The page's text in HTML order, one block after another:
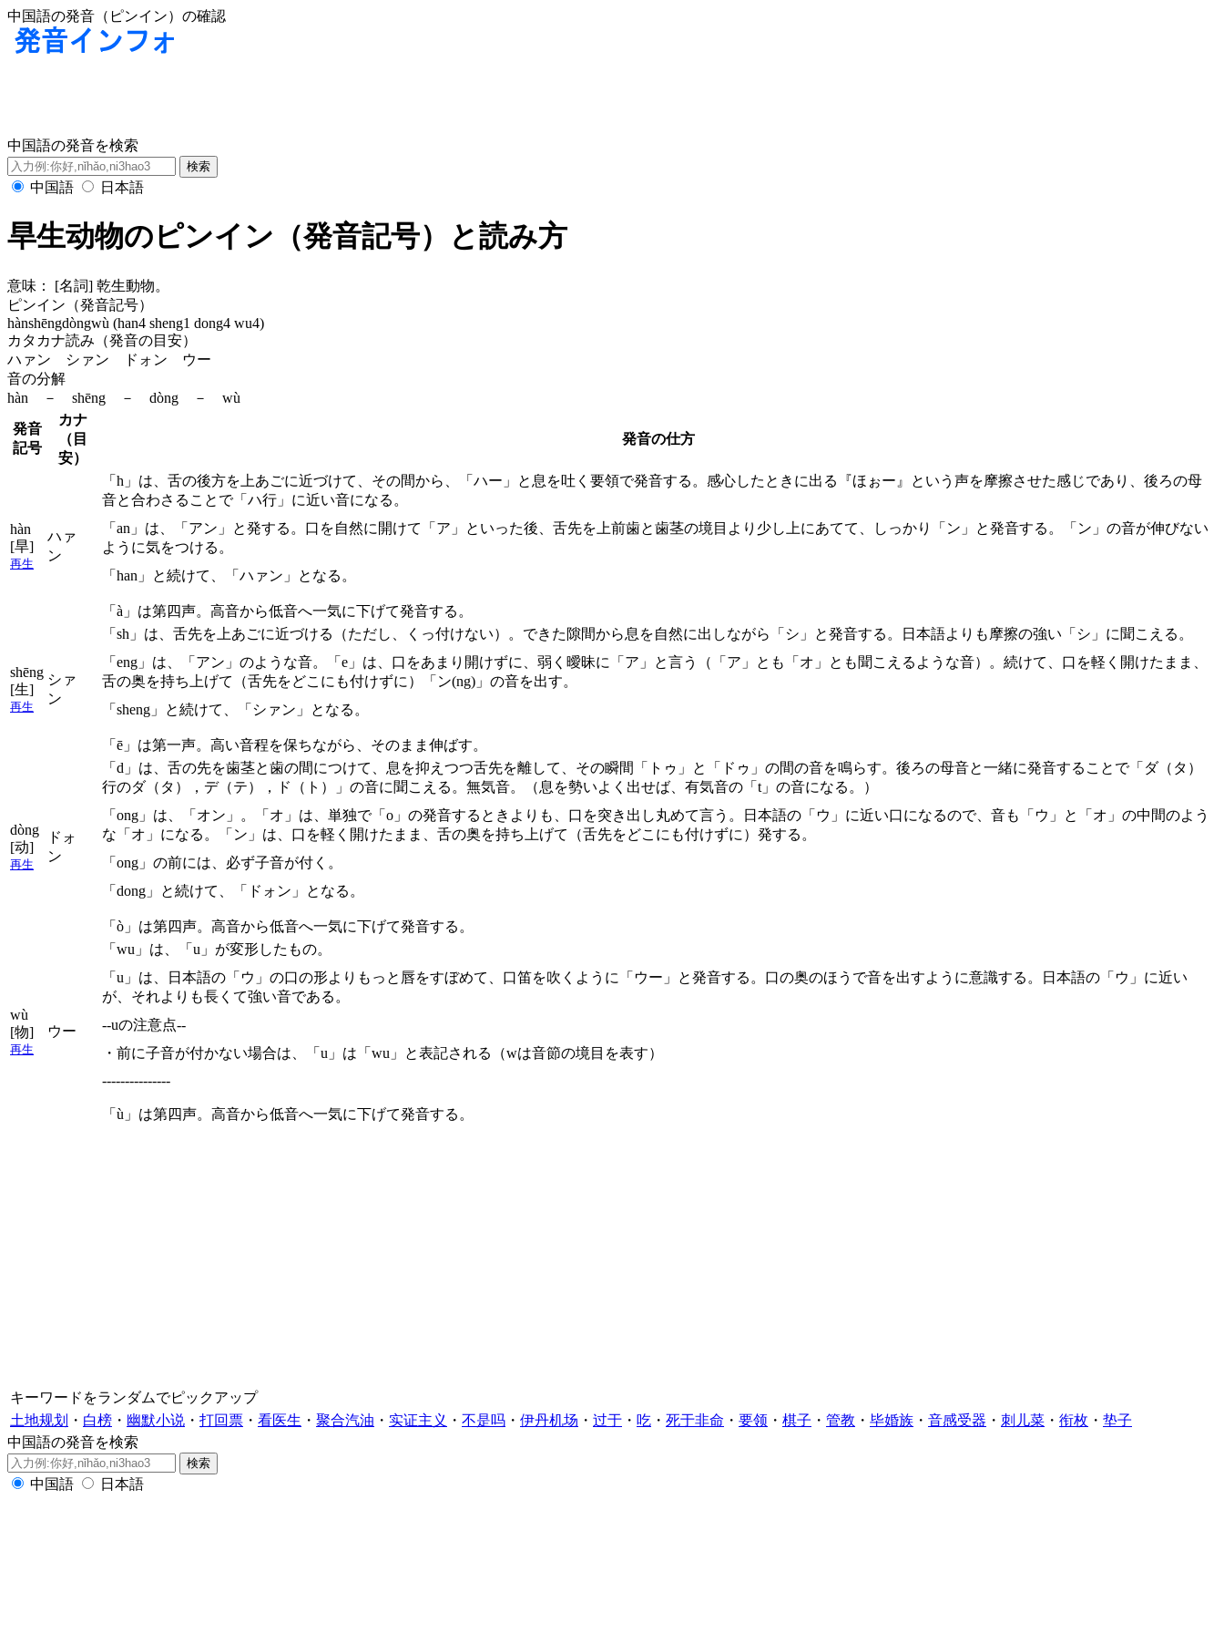
中国語の発音（ピンイン）の確認
中国語の発音を検索
中国語 日本語
旱生动物のピンイン（発音記号）と読み方
意味：
[名詞] 乾生動物。
ピンイン（発音記号）
hànshēngdòngwù (han4 sheng1 dong4 wu4)
カタカナ読み（発音の目安）
ハァン シァン ドォン ウー
音の分解
hàn － shēng － dòng － wù
発音
記号
カナ
（目
安）
発音の仕方
hàn
[旱]
再生
ハァ
ン
「h」は、舌の後方を上あごに近づけて、その間から、「ハー」と息を吐く要領で発音する。感心したときに出る『ほぉー』という声を摩擦させた感じであり、後ろの母
音と合わさることで「ハ行」に近い音になる。
「an」は、「アン」と発する。口を自然に開けて「ア」といった後、舌先を上前歯と歯茎の境目より少し上にあてて、しっかり「ン」と発音する。「ン」の音が伸びない
ように気をつける。
「han」と続けて、「ハァン」となる。
「à」は第四声。高音から低音へ一気に下げて発音する。
shēng
[生]
再生
シァ
ン
「sh」は、舌先を上あごに近づける（ただし、くっ付けない）。できた隙間から息を自然に出しながら「シ」と発音する。日本語よりも摩擦の強い「シ」に聞こえる。
「eng」は、「アン」のような音。「e」は、口をあまり開けずに、弱く曖昧に「ア」と言う（「ア」とも「オ」とも聞こえるような音）。続けて、口を軽く開けたまま、
舌の奥を持ち上げて（舌先をどこにも付けずに）「ン(ng)」の音を出す。
「sheng」と続けて、「シァン」となる。
「ē」は第一声。高い音程を保ちながら、そのまま伸ばす。
dòng
[动]
再生
ドォ
ン
「d」は、舌の先を歯茎と歯の間につけて、息を抑えつつ舌先を離して、その瞬間「トゥ」と「ドゥ」の間の音を鳴らす。後ろの母音と一緒に発音することで「ダ（タ）
行のダ（タ），デ（テ），ド（ト）」の音に聞こえる。無気音。（息を勢いよく出せば、有気音の「t」の音になる。）
「ong」は、「オン」。「オ」は、単独で「o」の発音するときよりも、口を突き出し丸めて言う。日本語の「ウ」に近い口になるので、音も「ウ」と「オ」の中間のよう
な「オ」になる。「ン」は、口を軽く開けたまま、舌の奥を持ち上げて（舌先をどこにも付けずに）発する。
「ong」の前には、必ず子音が付く。
「dong」と続けて、「ドォン」となる。
「ò」は第四声。高音から低音へ一気に下げて発音する。
wù
[物]
再生
ウー
「wu」は、「u」が変形したもの。
「u」は、日本語の「ウ」の口の形よりもっと唇をすぼめて、口笛を吹くように「ウー」と発音する。口の奥のほうで音を出すように意識する。日本語の「ウ」に近い
が、それよりも長くて強い音である。
--uの注意点--
・前に子音が付かない場合は、「u」は「wu」と表記される（wは音節の境目を表す）
---------------
「ù」は第四声。高音から低音へ一気に下げて発音する。
キーワードをランダムでピックアップ
土地规划
・ 白榜 ・ 幽默小说 ・ 打回票 ・ 看医生 ・ 聚合汽油 ・ 实证主义 ・ 不是吗 ・ 伊丹机场 ・ 过于 ・ 吃 ・ 死于非命 ・ 要领 ・ 棋子 ・ 管教 ・ 毕婚族 ・ 音感受器 ・ 刺儿菜 ・ 衔枚 ・ 垫子
中国語の発音を検索
中国語 日本語